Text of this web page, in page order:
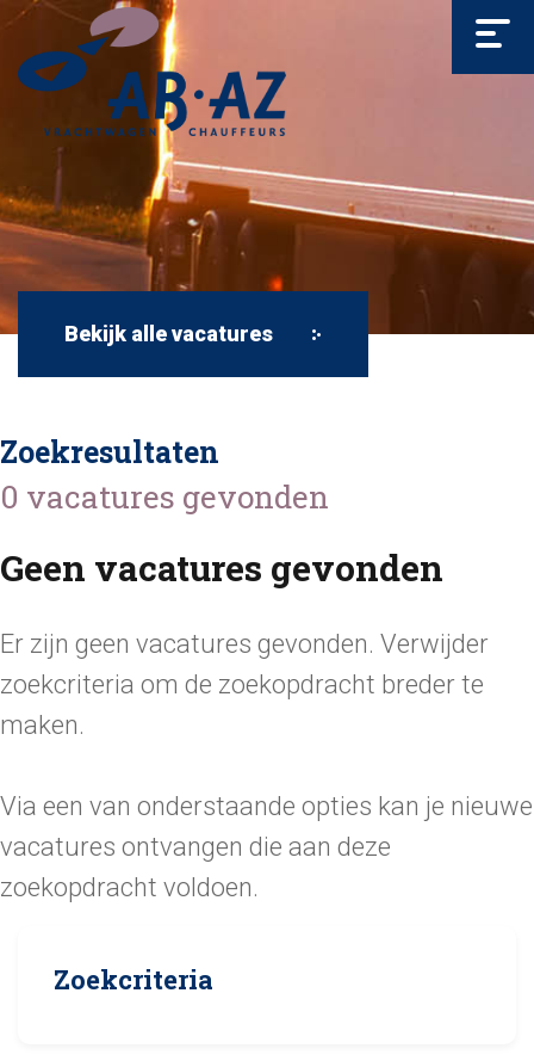
Bekijk alle vacatures
Zoekcriteria
Zoekresultaten
0 vacatures gevonden
Geen vacatures gevonden
Er zijn geen vacatures gevonden. Verwijder
zoekcriteria om de zoekopdracht breder te
maken.
Via een van onderstaande opties kan je nieuwe
vacatures ontvangen die aan deze
zoekopdracht voldoen.